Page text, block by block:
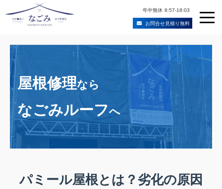
Skip
to
content
年中無休 8:57-18:03
お問合せ見積り無料
宮城県仙台市の屋根修理・雨漏り修理業者
屋根修理なら
なごみルーフへ
パミール屋根とは？劣化の原因